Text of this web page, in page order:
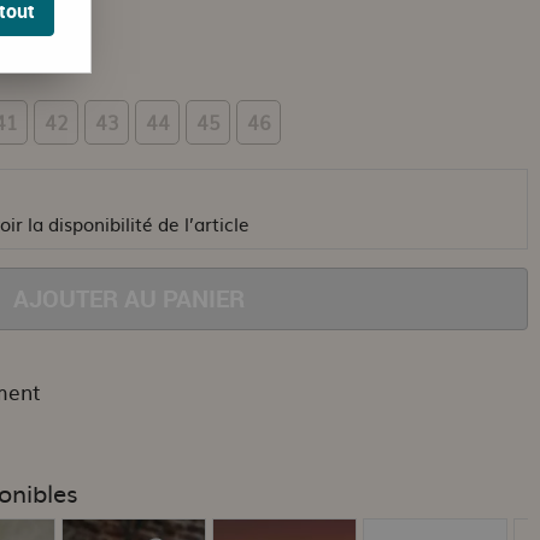
42 43 44 45 46
la disponibilité de l’article